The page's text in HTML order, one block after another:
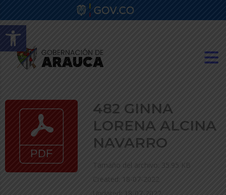
Abrir barra de herramientas
482 GINNA
LORENA ALCINA
NAVARRO
Tamaño del archivo: 35.95 KB
Created: 18-07-2022